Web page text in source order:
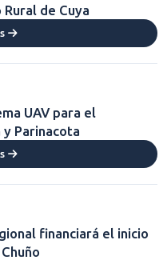
de Cuya
UAV para el
Parinacota
financiará el inicio